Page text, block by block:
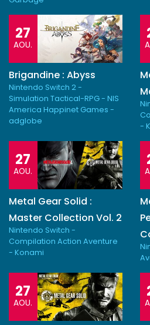
27
AOU.
Brigandine : Abyss
Nintendo Switch 2 -
Simulation Tactical-RPG - NIS
America Happinet Games -
adglobe
-
27
AOU.
Metal Gear Solid :
Master Collection Vol. 2
Nintendo Switch -
Compilation Action Aventure
- Konami
27
AOU.